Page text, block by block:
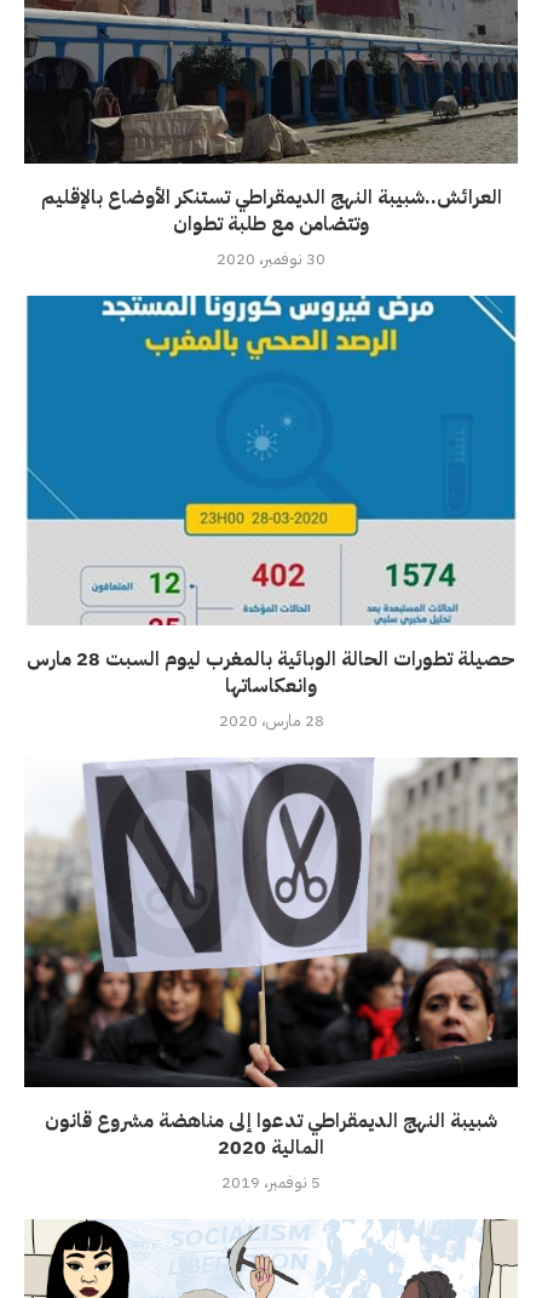
العرائش..شبيبة النهج الديمقراطي تستنكر الأوضاع بالإقليم
وتتضامن مع طلبة تطوان
30 نوفمبر، 2020
حصيلة تطورات الحالة الوبائية بالمغرب ليوم السبت 28 مارس
وانعكاساتها
28 مارس، 2020
شبيبة النهج الديمقراطي تدعوا إلى مناهضة مشروع قانون
المالية 2020
5 نوفمبر، 2019